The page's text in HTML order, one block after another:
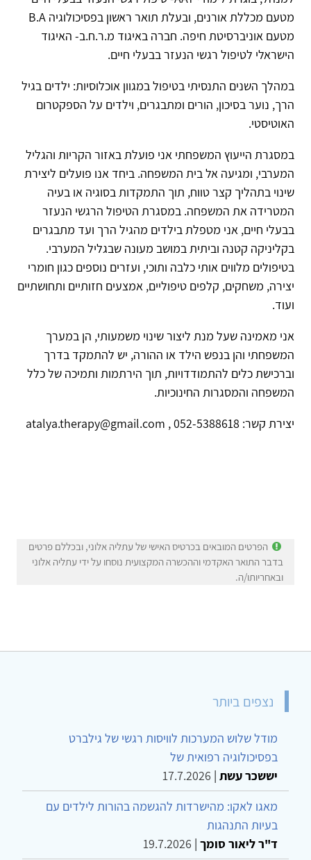
מטעם מכללת אורנים, ובעלת תואר ראשון בפסיכולוגיה B.A
מטעם אוניברסיטת חיפה. חברה באיגוד מ.ר.ח.ב- האיגוד
הישראלי לטיפול רגשי הנעזר בבעלי חיים.
במהלך השנים התנסיתי בטיפול במגוון אוכלוסיות: ילדים בגיל
הרך, נוער בסיכון, הורים ומתבגרים, וילדים על הספקטרום
האוטיסטי.
​במסגרת הייעוץ המשפחתי אני פועלת באזור הקריות והגליל
המערבי, ומגיעה אל בית המשפחה. ביחד אנו פועלים ליצירת
שינוי בתהליך קצר טווח, תוך התמקדות בסוגיה או בעיה
המטרידה את המשפחה. במסגרת הטיפול הרגשי הנעזר
בבעלי חיים, אני מטפלת בילדים מהגיל הרך ועד מתבגרים
בקליניקה קטנה וביתית במושב מעונה שבגליל המערבי.
בטיפולים מלווים אותי כלבה ותוכי, ועזרים נוספים כגון חומרי
יצירה, משחקים, קלפים טיפוליים, אמצעים חזותיים ותחושתיים
ועוד.
אני מאמינה שעל מנת ליצור שינוי משמעותי, הן במערך
המשפחתי והן בנפש הילד או ההורה, יש להתמקד בדרך
וברכישת כלים להתמודדויות, תוך הירתמות ותמיכה של כלל
המשפחה והמסגרות החינוכיות.
יצירת קשר: 052-5388618 , atalya.therapy@gmail.com
הפרטים המובאים בכרטיס האישי של עתליה אלוני, ובכללם פרטים
בדבר התואר האקדמי וההכשרה המקצועית נוסחו על ידי עתליה אלוני
ובאחריותו/ה.
נצפים ביותר
מודל שלוש המערכות לוויסות רגשי של גילברט
בפסיכולוגיה רפואית של
יששכר עשת |
17.7.2026
מאגו לאקו: מהישרדות להגשמה בהורות לילדים עם
בעיות התנהגות
ד"ר ליאור סומך |
19.7.2026